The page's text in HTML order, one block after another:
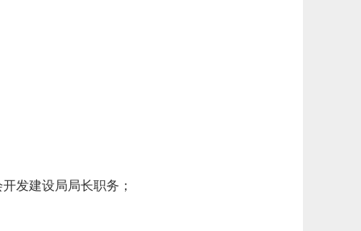
发建设局局长职务；